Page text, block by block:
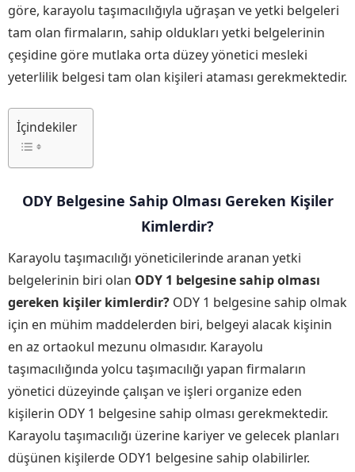
göre, karayolu taşımacılığıyla uğraşan ve yetki belgeleri
tam olan firmaların, sahip oldukları yetki belgelerinin
çeşidine göre mutlaka orta düzey yönetici mesleki
yeterlilik belgesi tam olan kişileri ataması gerekmektedir.
İçindekiler
ODY Belgesine Sahip Olması Gereken Kişiler
Kimlerdir?
Karayolu taşımacılığı yöneticilerinde aranan yetki
belgelerinin biri olan ODY 1 belgesine sahip olması
gereken kişiler kimlerdir? ODY 1 belgesine sahip olmak
için en mühim maddelerden biri, belgeyi alacak kişinin
en az ortaokul mezunu olmasıdır. Karayolu
taşımacılığında yolcu taşımacılığı yapan firmaların
yönetici düzeyinde çalışan ve işleri organize eden
kişilerin ODY 1 belgesine sahip olması gerekmektedir.
Karayolu taşımacılığı üzerine kariyer ve gelecek planları
düşünen kişilerde ODY1 belgesine sahip olabilirler.